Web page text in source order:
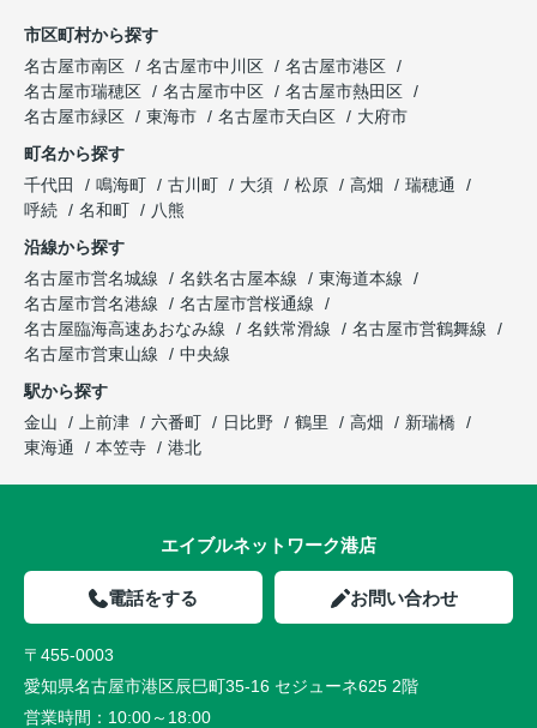
市区町村から探す
名古屋市南区
名古屋市中川区
名古屋市港区
名古屋市瑞穂区
名古屋市中区
名古屋市熱田区
名古屋市緑区
東海市 名古屋市天白区
大府市
町名から探す
千代田
鳴海町 古川町 大須 松原 高畑
瑞穂通
呼続
名和町
八熊
沿線から探す
名古屋市営名城線
名鉄名古屋本線
東海道本線
名古屋市営名港線
名古屋市営桜通線
名古屋臨海高速あおなみ線
名鉄常滑線
名古屋市営鶴舞線
名古屋市営東山線
中央線
駅から探す
金山
上前津 六番町 日比野 鶴里 高畑
新瑞橋
東海通
本笠寺 港北
エイブルネットワーク港店
電話をする お問い合わせ
〒455-0003
愛知県名古屋市港区辰巳町35-16 セジューネ625 2階
営業時間： 10:00～18:00